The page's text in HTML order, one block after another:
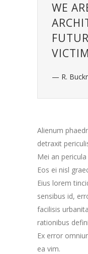
WE
— R.
Alienum
detraxit
Mei an
Eos ei nisl
Eius lorem
sensibus id,
facilisis
rationibus
Ex error
ea vim.